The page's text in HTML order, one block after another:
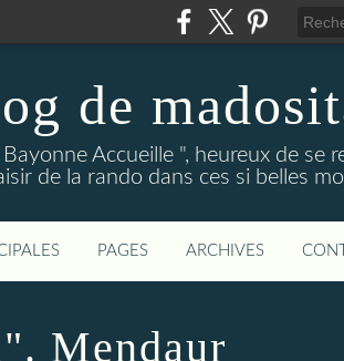
de
Accueille ", heureux de se
de la rando dans ces si belles
PAGES ARCHIVES
Mendaur